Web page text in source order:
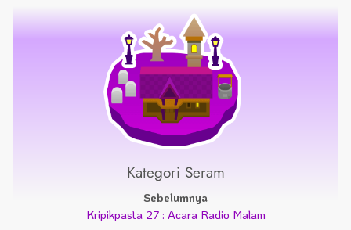
Kategori Seram
Sebelumnya
Kripikpasta 27 : Acara Radio Malam